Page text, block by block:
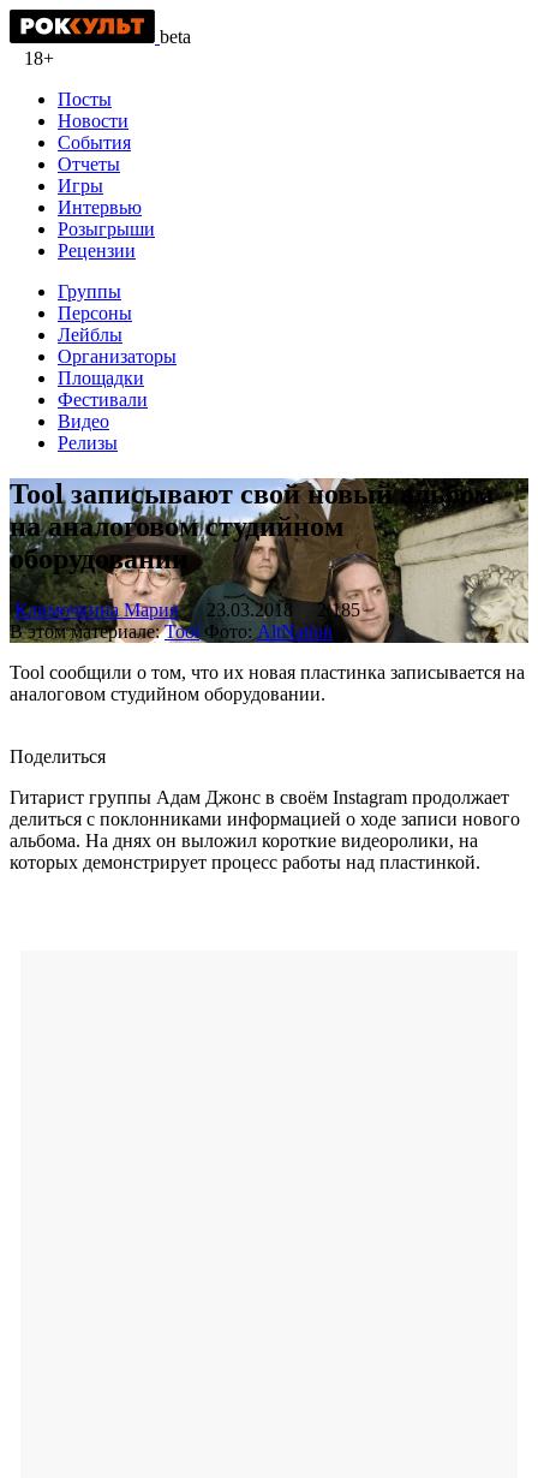
beta
18+
Посты
Новости
События
Отчеты
Игры
Интервью
Розыгрыши
Рецензии
Группы
Персоны
Лейблы
Организаторы
Площадки
Фестивали
Видео
Релизы
Tool записывают свой новый альбом
на аналоговом студийном
оборудовании
Климочкина Мария 23.03.2018
2 185
В этом материале:Tool Фото: AltNation
Tool сообщили о том, что их новая пластинка записывается на
аналоговом студийном оборудовании.
Поделиться
Гитарист группы Адам Джонс в своём Instagram продолжает
делиться с поклонниками информацией о ходе записи нового
альбома. На днях он выложил короткие видеоролики, на
которых демонстрирует процесс работы над пластинкой.